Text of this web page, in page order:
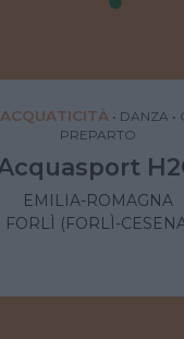
• DANZA •
PREPARTO
EMILIA-ROMAGNA
FORLÌ (FORLÌ-